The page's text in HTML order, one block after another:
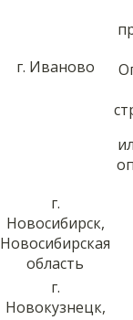
г. Иваново
г.
Новосибирск,
Новосибирская
область
г.
Новокузнецк,